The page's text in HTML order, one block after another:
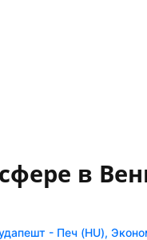
в
- Печ (HU),